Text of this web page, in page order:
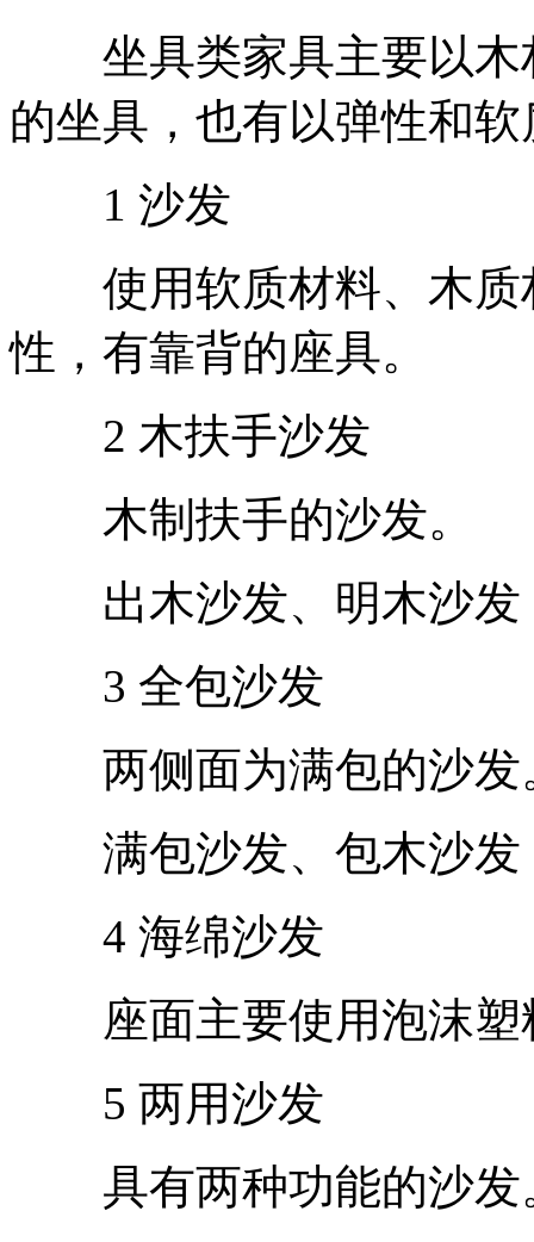
坐具类家具主要以木
的坐具，也有以弹性和
1 沙发
使用软质材料、木质
性，有靠背的座具。
2 木扶手沙发
木制扶手的沙发。
出木沙发、明木沙发
3 全包沙发
两侧面为满包的沙发
满包沙发、包木沙发
4 海绵沙发
座面主要使用泡沫塑
5 两用沙发
具有两种功能的沙发